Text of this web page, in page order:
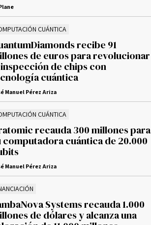
CUÁNTICA
recibe 91
de euros para revolucionar
de chips con
cuántica
Manuel Pérez Ariza
CUÁNTICA
recauda 300 millones para
computadora cuántica de 20.000
Manuel Pérez Ariza
Systems recauda 1.000
de dólares y alcanza una